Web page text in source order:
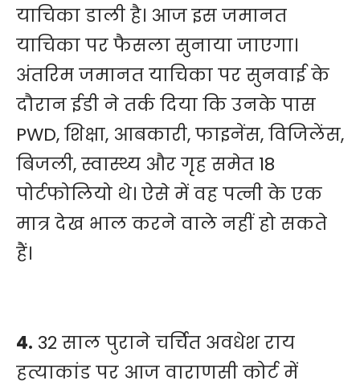
याचिका डाली है। आज इस जमानत
याचिका पर फैसला सुनाया जाएगा।
अंतरिम जमानत याचिका पर सुनवाई के
दौरान ईडी ने तर्क दिया कि उनके पास
PWD, शिक्षा, आबकारी, फाइनेंस, विजिलेंस,
बिजली, स्वास्थ्य और गृह समेत 18
पोर्टफोलियो थे। ऐसे में वह पत्नी के एक
मात्र देख भाल करने वाले नहीं हो सकते
हैं।
4. 32 साल पुराने चर्चित अवधेश राय
हत्याकांड पर आज वाराणसी कोर्ट में